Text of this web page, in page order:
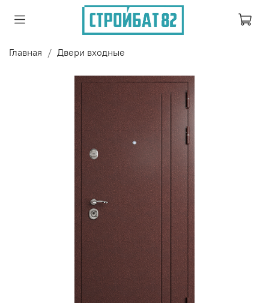
Главная Двери входные